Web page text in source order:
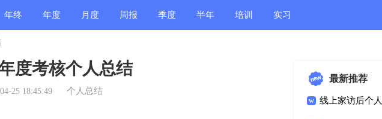
年终 年度 月度 周报 季度 半年 培训 实习
度考核个人总结
25 18:45:49 个人总结
最新推荐
线上家访后个人